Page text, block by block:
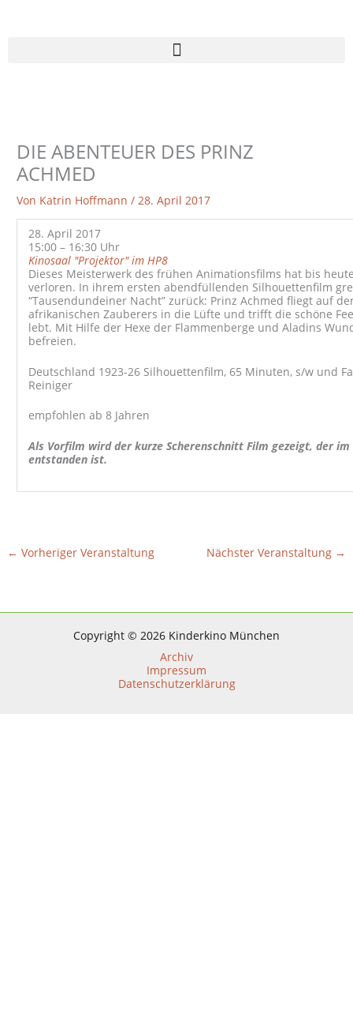
DIE ABENTEUER DES PRINZ
ACHMED
Von Katrin Hoffmann/28. April 2017
28. April 2017
15:00 – 16:30 Uhr
Kinosaal "Projektor" im HP8
Dieses Meisterwerk des frühen Animationsfilms hat bis
verloren. In ihrem ersten abendfüllenden Silhouettenfilm
“Tausendundeiner Nacht” zurück: Prinz Achmed fliegt auf
afrikanischen Zauberers in die Lüfte und trifft die schöne
lebt. Mit Hilfe der Hexe der Flammenberge und Aladins
befreien.
Deutschland 1923-26 Silhouettenfilm, 65 Minuten, s/w und
Reiniger
empfohlen ab 8 Jahren
Als Vorfilm wird der kurze Scherenschnitt Film gezeigt, der
entstanden ist.
← Vorheriger Veranstaltung Nächster Veranstaltung →
Copyright © 2026 Kinderkino München
Archiv
Impressum
Datenschutzerklärung